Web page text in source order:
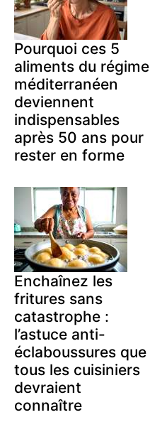
Pourquoi ces 5
aliments du régime
méditerranéen
deviennent
indispensables
après 50 ans pour
rester en forme
Enchaînez les
fritures sans
catastrophe :
l’astuce anti-
éclaboussures que
tous les cuisiniers
devraient
connaître